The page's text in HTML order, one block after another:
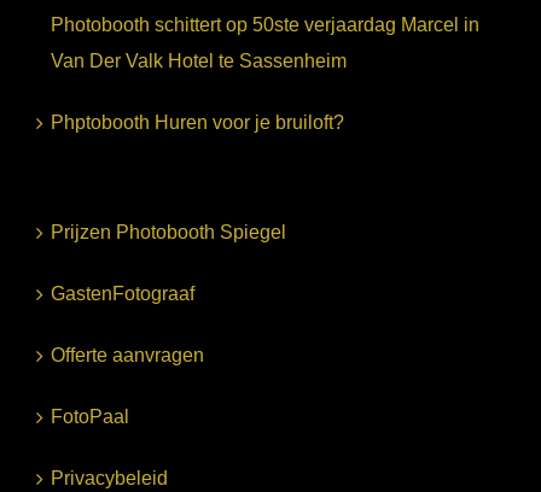
Photobooth schittert op 50ste verjaardag Marcel in
Van Der Valk Hotel te Sassenheim
Phptobooth Huren voor je bruiloft?
Prijzen Photobooth Spiegel
GastenFotograaf
Offerte aanvragen
FotoPaal
Privacybeleid